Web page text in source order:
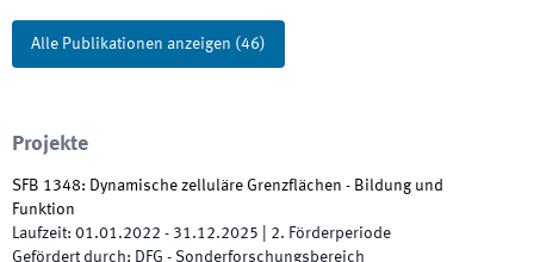
Alle Publikationen anzeigen (46)
Projekte
SFB 1348: Dynamische zelluläre Grenzflächen - Bildung und
Funktion
Laufzeit: 01.01.2022 - 31.12.2025 2. Förderperiode
Gefördert durch: DFG - Sonderforschungsbereich